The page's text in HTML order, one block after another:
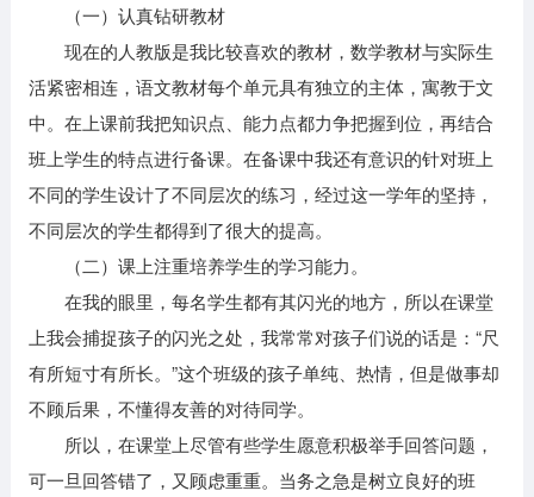
（一）认真钻研教材
现在的人教版是我比较喜欢的教材，数学教材与实际生
活紧密相连，语文教材每个单元具有独立的主体，寓教于文
中。在上课前我把知识点、能力点都力争把握到位，再结合
班上学生的特点进行备课。在备课中我还有意识的针对班上
不同的学生设计了不同层次的练习，经过这一学年的坚持，
不同层次的学生都得到了很大的提高。
（二）课上注重培养学生的学习能力。
在我的眼里，每名学生都有其闪光的地方，所以在课堂
上我会捕捉孩子的闪光之处，我常常对孩子们说的话是：“尺
有所短寸有所长。”这个班级的孩子单纯、热情，但是做事却
不顾后果，不懂得友善的对待同学。
所以，在课堂上尽管有些学生愿意积极举手回答问题，
可一旦回答错了，又顾虑重重。当务之急是树立良好的班